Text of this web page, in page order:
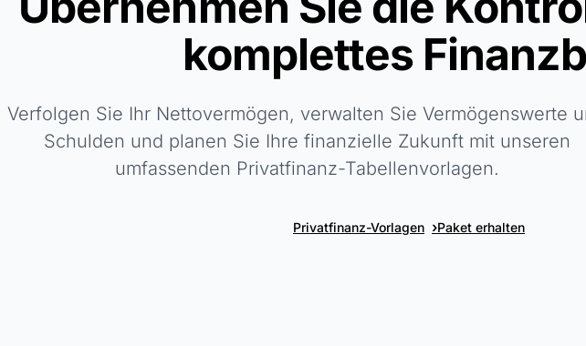
komplettes
Verfolgen Sie Ihr Nettovermögen, verwalten Sie Vermögenswerte
Schulden und planen Sie Ihre finanzielle Zukunft mit unseren
umfassenden Privatfinanz-Tabellenvorlagen.
Privatfinanz-Vorlagen ›Paket erhalten